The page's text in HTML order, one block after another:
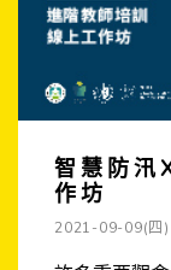
智慧防汛
作坊
2021-09-09(四